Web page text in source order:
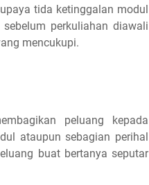
tida ketinggalan modul
perkuliahan diawali
mencukupi.
peluang kepada
ataupun sebagian perihal
buat bertanya seputar